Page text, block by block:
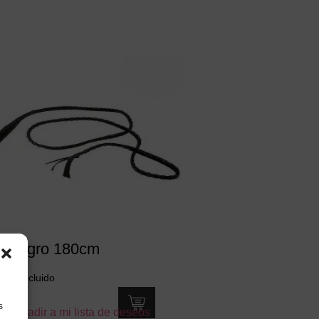
Negro 180cm
IVA incluido
Añadir a mi lista de deseos